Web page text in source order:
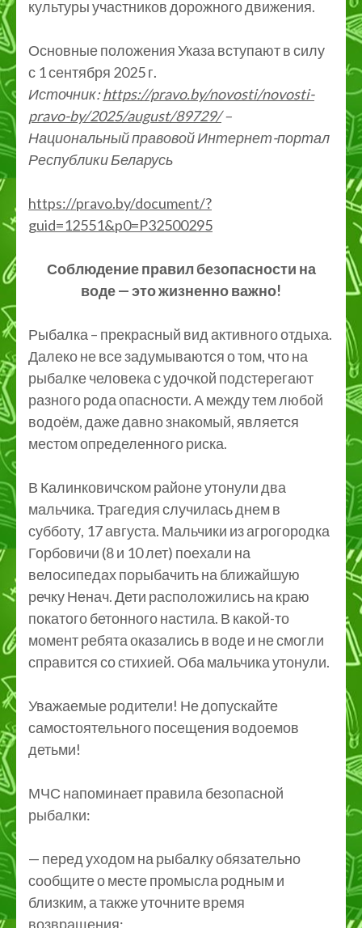
культуры участников дорожного движения.
Основные положения Указа вступают в силу
с 1 сентября 2025 г.
Источник:https://pravo.by/novosti/novosti-
pravo-by/2025/august/89729/–
Национальный правовой Интернет-портал
Республики Беларусь
https://pravo.by/document/?
guid=12551&p0=P32500295
Соблюдение правил безопасности на
воде — это жизненно важно!
Рыбалка – прекрасный вид активного отдыха.
Далеко не все задумываются о том, что на
рыбалке человека с удочкой подстерегают
разного рода опасности. А между тем любой
водоём, даже давно знакомый, является
местом определенного риска.
В Калинковичском районе утонули два
мальчика. Трагедия случилась днем в
субботу, 17 августа. Мальчики из агрогородка
Горбовичи (8 и 10 лет) поехали на
велосипедах порыбачить на ближайшую
речку Ненач. Дети расположились на краю
покатого бетонного настила. В какой-то
момент ребята оказались в воде и не смогли
справится со стихией. Оба мальчика утонули.
Уважаемые родители! Не допускайте
самостоятельного посещения водоемов
детьми!
МЧС напоминает правила безопасной
рыбалки:
— перед уходом на рыбалку обязательно
сообщите о месте промысла родным и
близким, а также уточните время
возвращения;